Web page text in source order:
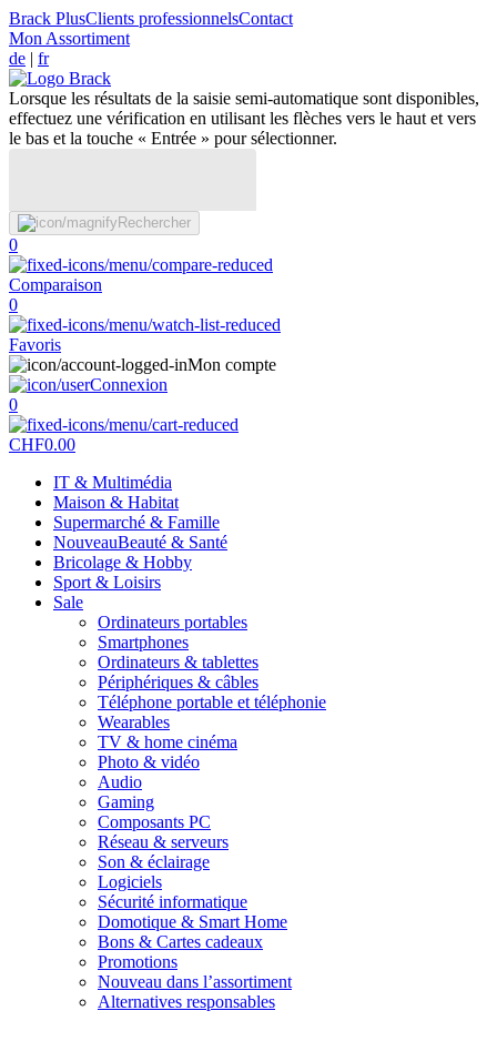
Brack PlusClients professionnelsContact
Mon Assortiment
de | fr
Lorsque les résultats de la saisie semi-automatique sont disponibles,
effectuez une vérification en utilisant les flèches vers le haut et vers
le bas et la touche « Entrée » pour sélectionner.
Rechercher
0
Comparaison
0
Favoris
Mon compte
Connexion
0
CHF0.00
IT & Multimédia
Maison & Habitat
Supermarché & Famille
NouveauBeauté & Santé
Bricolage & Hobby
Sport & Loisirs
Sale
Ordinateurs portables
Smartphones
Ordinateurs & tablettes
Périphériques & câbles
Téléphone portable et téléphonie
Wearables
TV & home cinéma
Photo & vidéo
Audio
Gaming
Composants PC
Réseau & serveurs
Son & éclairage
Logiciels
Sécurité informatique
Domotique & Smart Home
Bons & Cartes cadeaux
Promotions
Nouveau dans l’assortiment
Alternatives responsables